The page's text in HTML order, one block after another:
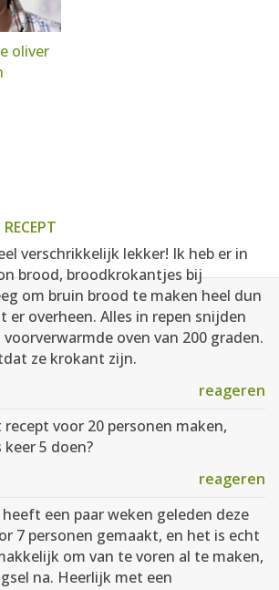
oliver
verschrikkelijk lekker! Ik heb er in
brood, broodkrokantjes bij
om bruin brood te maken heel dun
er overheen. Alles in repen snijden
oven van 200 graden.
ze krokant zijn.
reageren
recept voor 20 personen maken,
5 doen?
reageren
heeft een paar weken geleden deze
7 personen gemaakt, en het is echt
om van te voren al te maken,
na. Heerlijk met een